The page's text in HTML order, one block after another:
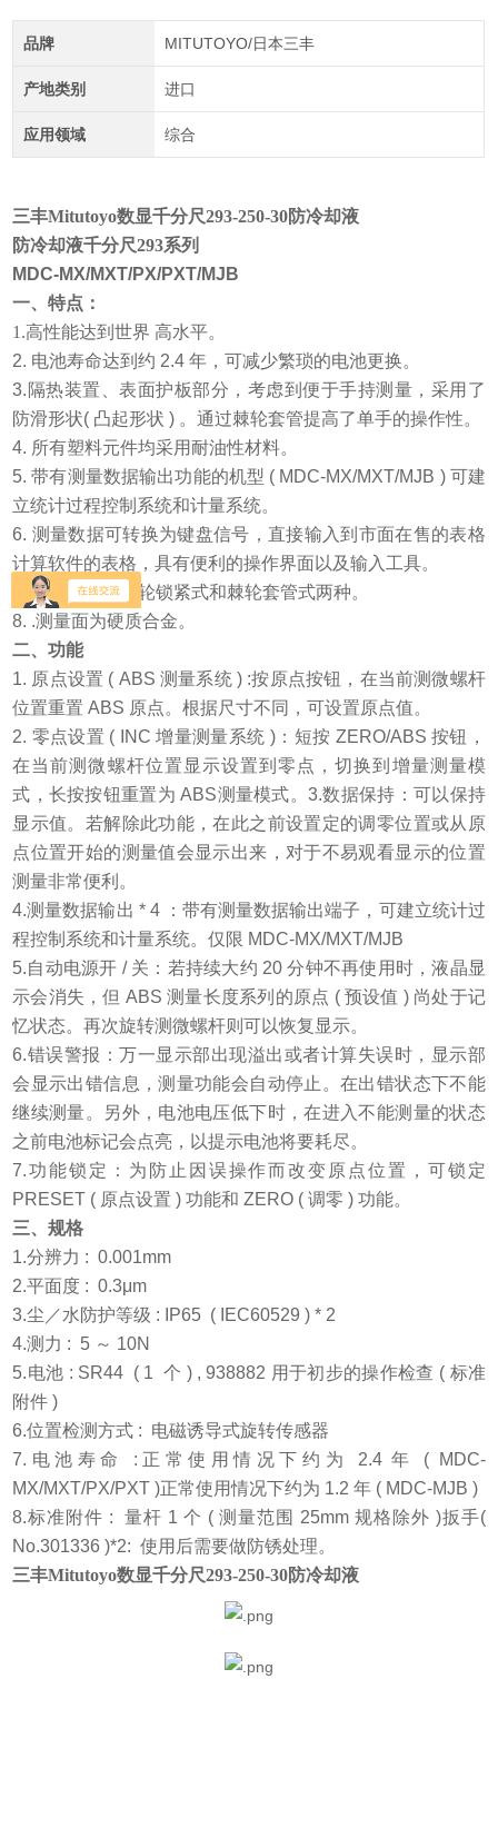
品牌 MITUTOYO/日本三丰
产地类别 进口
应用领域 综合
三丰Mitutoyo数显千分尺293-250-30防冷却液
防冷却液千分尺293系列
MDC-MX/MXT/PX/PXT/MJB
一、特点：
1.高性能达到世界 高水平。
2. 电池寿命达到约 2.4年，可减少繁琐的电池更换。
3. 隔热装置、表面护板部分，考虑到便于手持测量，采用了
防滑形状( 凸起形状) 。通过棘轮套管提高了单手的操作性。
4. 所有塑料元件均采用耐油性材料。
5.带有测量数据输出功能的机型 ( MDC-MX/MXT/MJB ) 可建
立统计过程控制系统和计量系统。
6. 测量数据可转换为键盘信号，直接输入到市面在售的表格
计算软件的表格，具有便利的操作界面以及输入工具。
测力装置有棘轮锁紧式和棘轮套管式两种。
8. .测量面为硬质合金。
二、功能
1. 原点设置 ( ABS 测量系统 ) :按原点按钮，在当前测微螺杆
位置重置ABS 原点。根据尺寸不同，可设置原点值。
2. 零点设置 ( INC增量测量系统 )：短按 ZERO/ABS按钮，
在当前测微螺杆位置显示设置到零点，切换到增量测量模
式，长按按钮重置为ABS测量模式。3.数据保持：可以保持
显示值。若解除此功能，在此之前设置定的调零位置或从原
点位置开始的测量值会显示出来，对于不易观看显示的位置
测量非常便利。
4.测量数据输出 * 4
：带有测量数据输出端子，可建立统计过
程控制系统和计量系统。仅限 MDC-MX/MXT/MJB
5.自动电源开 / 关：若持续大约 20分钟不再使用时，液晶显
示会消失，但 ABS测量长度系列的原点 ( 预设值 ) 尚处于记
忆状态。再次旋转测微螺杆则可以恢复显示。
6.错误警报：万一显示部出现溢出或者计算失误时，显示部
会显示出错信息，测量功能会自动停止。在出错状态下不能
继续测量。另外，电池电压低下时，在进入不能测量的状态
之前电池标记会点亮，以提示电池将要耗尽。
7.功能锁定：为防止因误操作而改变原点位置，可锁定
PRESET ( 原点设置)功能和ZERO (调零)功能。
三、规格
1.分辨力 : 0.001mm
2.平面度 : 0.3μm
3.尘／水防护等级 : IP65 ( IEC60529 ) * 2
4.测力 : 5 ～ 10N
5.电池 : SR44 ( 1 个 ) , 938882 用于初步的操作检查 ( 标准
附件)
6.位置检测方式 : 电磁诱导式旋转传感器
7. 电池寿命 : 正常使用情况下约为 2.4年 ( MDC-
MX/MXT/PX/PXT )正常使用情况下约为 1.2年 ( MDC-MJB )
8.标准附件 :量杆 1个 (测量范围 25mm 规格除外 )扳手(
No.301336 )*2:使用后需要做防锈处理。
三丰Mitutoyo数显千分尺293-250-30防冷却液